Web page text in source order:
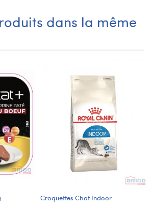
dans la même
Croquettes Chat Indoor